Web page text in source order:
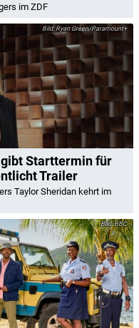
im ZDF
Ryan Green/Paramount+
Starttermin für
Trailer
Taylor Sheridan kehrt im
BBC